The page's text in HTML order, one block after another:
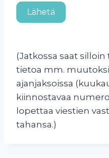
Lähetä
(Jatkossa saat
tietoa mm.
ajanjaksoissa
kiinnostavaa
lopettaa viestien
tahansa.)